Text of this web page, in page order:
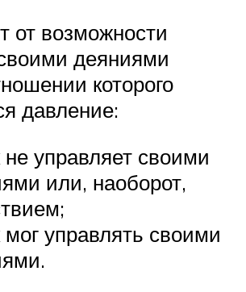
от возможности
деяниями
которого
давление:
не управляет своими
или, наоборот,
мог управлять своими